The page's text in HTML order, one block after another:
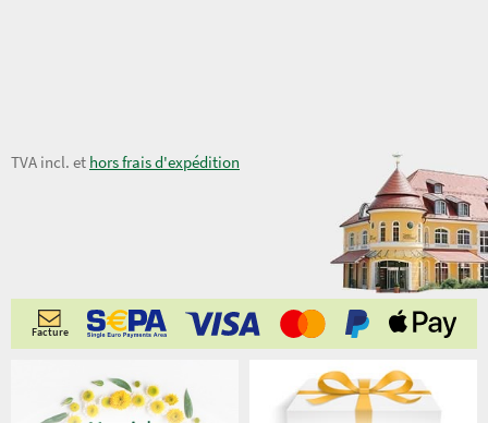
21,50 €
TVA incl. et hors frais d'expédition
Facture